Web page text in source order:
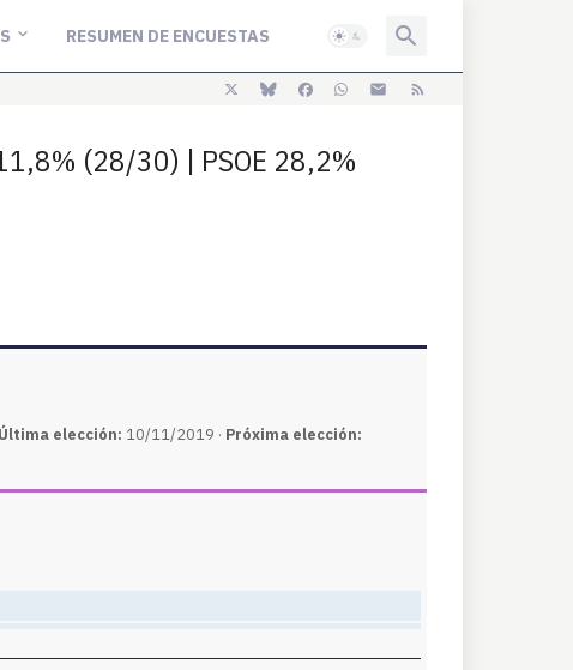
RESUMEN DE ENCUESTAS
(28/30) | PSOE 28,2%
Última elección: 10/11/2019 · Próxima elección: